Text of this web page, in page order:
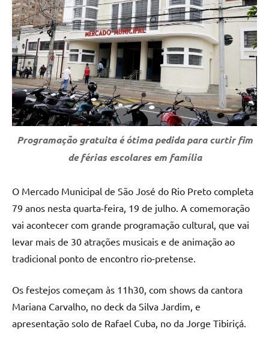
Programação gratuita é ótima pedida para curtir fim
de férias escolares em família
O Mercado Municipal de São José do Rio Preto completa
79 anos nesta quarta-feira, 19 de julho. A comemoração
vai acontecer com grande programação cultural, que vai
levar mais de 30 atrações musicais e de animação ao
tradicional ponto de encontro rio-pretense.
Os festejos começam às 11h30, com shows da cantora
Mariana Carvalho, no deck da Silva Jardim, e
apresentação solo de Rafael Cuba, no da Jorge Tibiriçá.